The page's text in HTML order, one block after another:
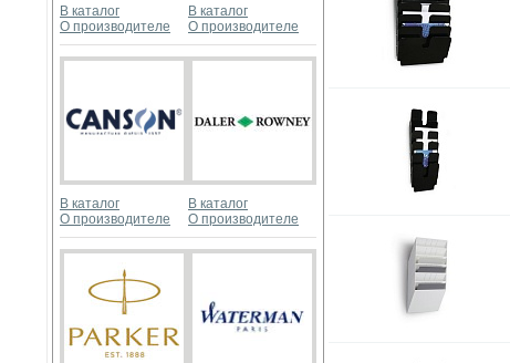
В каталог
О производителе
В каталог
О производителе
В каталог
О производителе
В каталог
О производителе